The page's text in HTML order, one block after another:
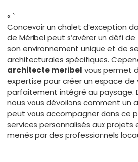
« `
Concevoir un chalet d’exception
de Méribel peut s’avérer un défi
son environnement unique et de
architecturales spécifiques.
architecte meribel vous permet
expertise pour créer un espace de
parfaitement intégré au paysage.
nous vous dévoilons comment un
peut vous accompagner dans ce
services personnalisés aux projets
menés par des professionnels